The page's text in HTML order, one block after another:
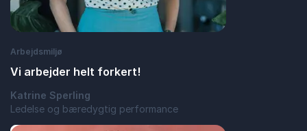
Arbejdsmiljø
Vi arbejder helt forkert!
Katrine Sperling
Ledelse og bæredygtig performance